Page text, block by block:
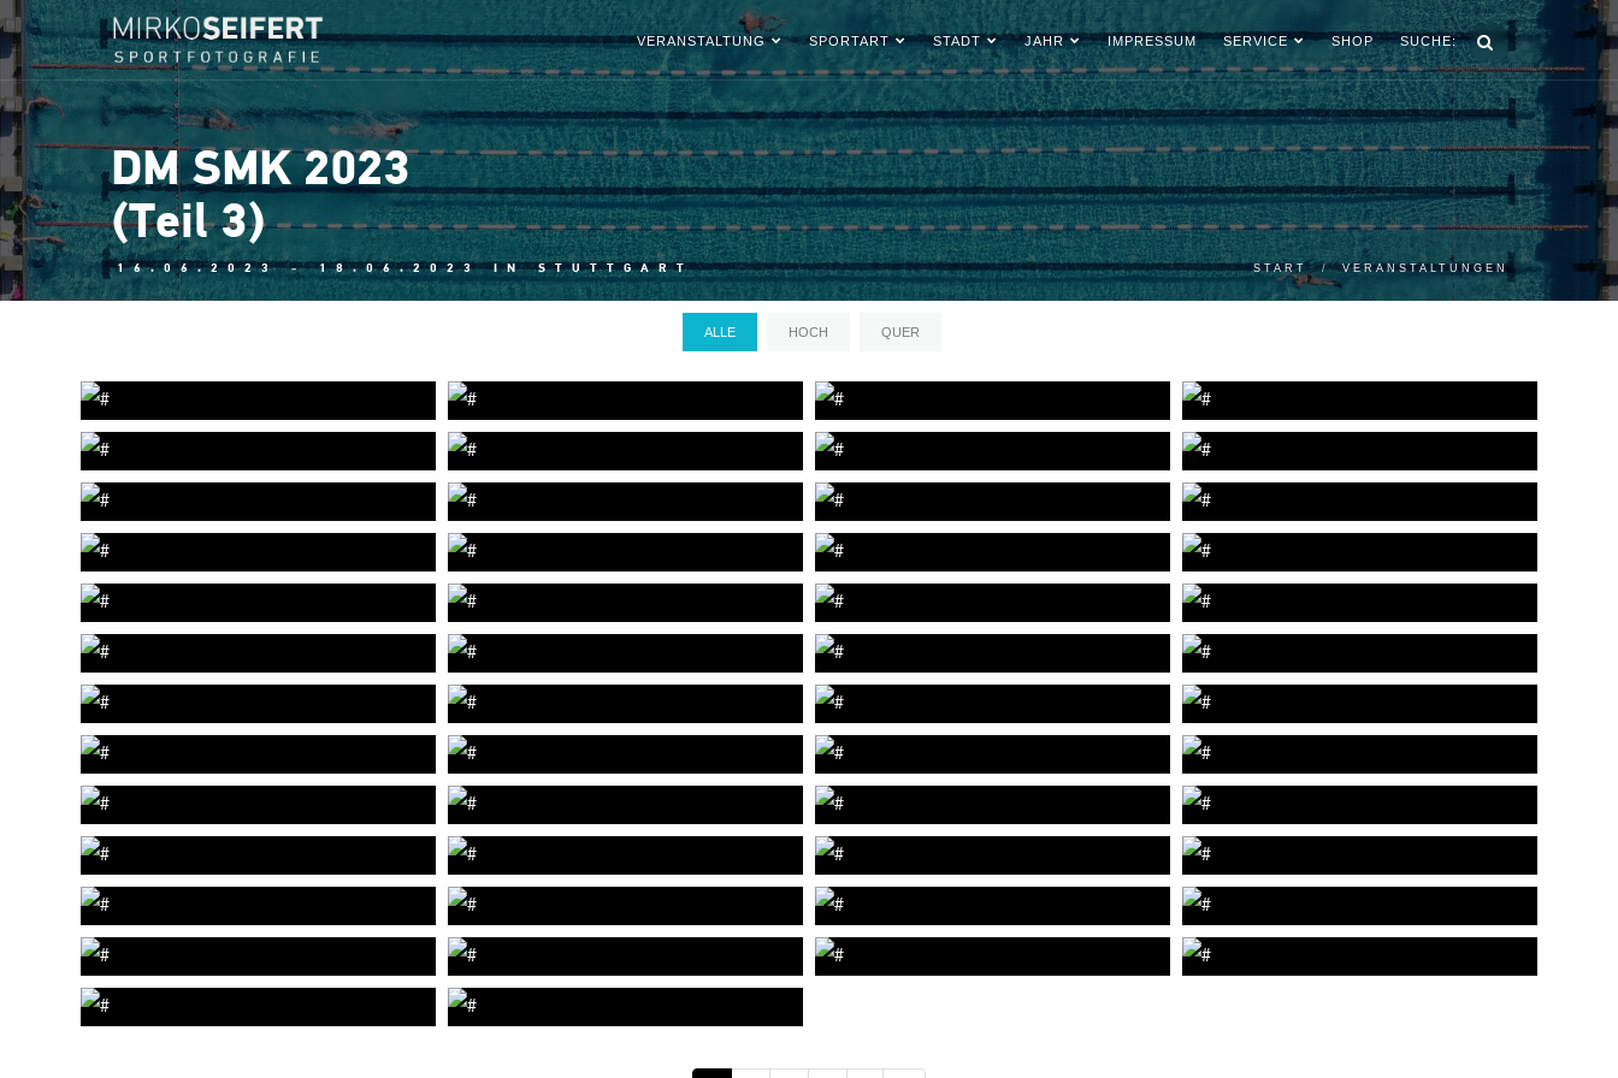
VERANSTALTUNG SPORTART STADT JAHR IMPRESSUM SERVICE SHOP SUCHE:
DM SMK 2023
(Teil 3)
16.06.2023 - 18.06.2023 IN STUTTGART START VERANSTALTUNGEN
ALLE HOCH QUER